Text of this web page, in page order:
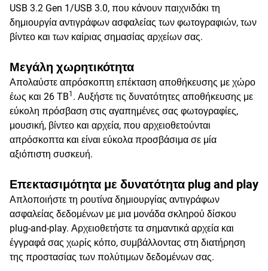
USB 3.2 Gen 1/USB 3.0, που κάνουν παιχνιδάκι τη
δημιουργία αντιγράφων ασφαλείας των φωτογραφιών, των
βίντεο και των καίριας σημασίας αρχείων σας.
Μεγάλη χωρητικότητα
Απολαύστε απρόσκοπτη επέκταση αποθήκευσης με χώρο
έως και 26 TB1 . Αυξήστε τις δυνατότητες αποθήκευσης με
εύκολη πρόσβαση στις αγαπημένες σας φωτογραφίες,
μουσική, βίντεο και αρχεία, που αρχειοθετούνται
απρόσκοπτα και είναι εύκολα προσβάσιμα σε μία
αξιόπιστη συσκευή.
Επεκτασιμότητα με δυνατότητα plug and play
Απλοποιήστε τη ρουτίνα δημιουργίας αντιγράφων
ασφαλείας δεδομένων με μια μονάδα σκληρού δίσκου
plug-and-play. Αρχειοθετήστε τα σημαντικά αρχεία και
έγγραφά σας χωρίς κόπο, συμβάλλοντας στη διατήρηση
της προστασίας των πολύτιμων δεδομένων σας.